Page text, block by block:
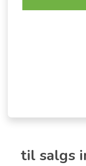
til salgs